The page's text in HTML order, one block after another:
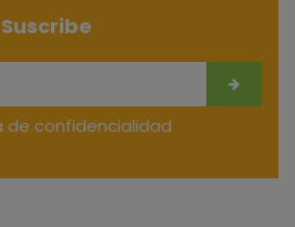
Suscribe
de confidencialidad